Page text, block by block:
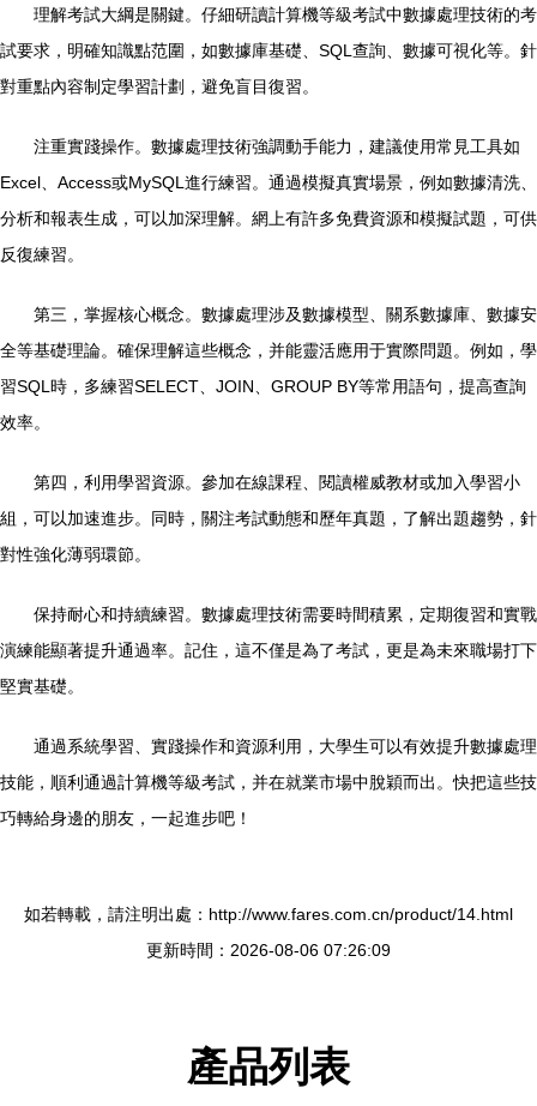
理解考試大綱是關鍵。仔細研讀計算機等級考試中數據處理技術的考
試要求，明確知識點范圍，如數據庫基礎、SQL查詢、數據可視化等。針
對重點內容制定學習計劃，避免盲目復習。
注重實踐操作。數據處理技術強調動手能力，建議使用常見工具如
Excel、Access或MySQL進行練習。通過模擬真實場景，例如數據清洗、
分析和報表生成，可以加深理解。網上有許多免費資源和模擬試題，可供
反復練習。
第三，掌握核心概念。數據處理涉及數據模型、關系數據庫、數據安
全等基礎理論。確保理解這些概念，并能靈活應用于實際問題。例如，學
習SQL時，多練習SELECT、JOIN、GROUP BY等常用語句，提高查詢
效率。
第四，利用學習資源。參加在線課程、閱讀權威教材或加入學習小
組，可以加速進步。同時，關注考試動態和歷年真題，了解出題趨勢，針
對性強化薄弱環節。
保持耐心和持續練習。數據處理技術需要時間積累，定期復習和實戰
演練能顯著提升通過率。記住，這不僅是為了考試，更是為未來職場打下
堅實基礎。
通過系統學習、實踐操作和資源利用，大學生可以有效提升數據處理
技能，順利通過計算機等級考試，并在就業市場中脫穎而出。快把這些技
巧轉給身邊的朋友，一起進步吧！
如若轉載，請注明出處：http://www.fares.com.cn/product/14.html
更新時間：2026-08-06 07:26:09
產品列表